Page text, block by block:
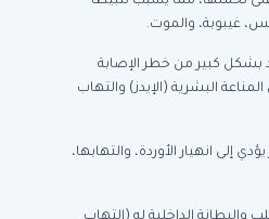
غيبوبة، والموت.
بشكل كبير من خطر الإصابة
البشرية (الإيدز) والتهاب
إلى انهيار الأوردة، والتهابها،